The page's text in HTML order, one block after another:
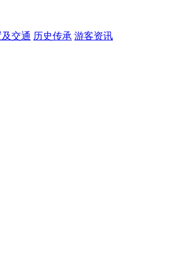
交通 历史传承 游客资讯